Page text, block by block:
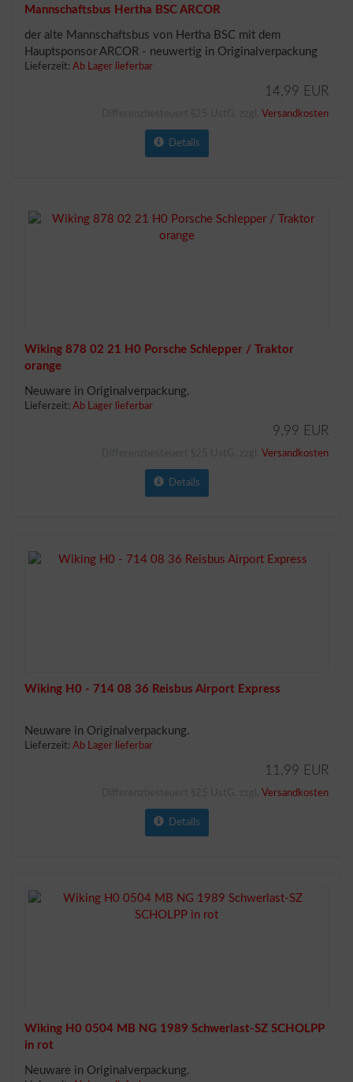
Mannschaftsbus Hertha BSC ARCOR
der alte Mannschaftsbus von Hertha BSC mit dem
Hauptsponsor ARCOR - neuwertig in Originalverpackung
Lieferzeit: Ab Lager lieferbar
14,99 EUR
Versandkosten
Details
Wiking 878 02 21 H0 Porsche Schlepper / Traktor
orange
Neuware in Originalverpackung.
Lieferzeit: Ab Lager lieferbar
9,99 EUR
Versandkosten
Details
Wiking H0 - 714 08 36 Reisbus Airport Express
Neuware in Originalverpackung.
Lieferzeit: Ab Lager lieferbar
11,99 EUR
Versandkosten
Details
Wiking H0 0504 MB NG 1989 Schwerlast-SZ SCHOLPP
in rot
Neuware in Originalverpackung.